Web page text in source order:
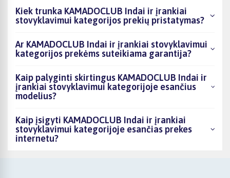
Kiek trunka KAMADOCLUB Indai ir įrankiai
stovyklavimui kategorijos prekių pristatymas?
Ar KAMADOCLUB Indai ir įrankiai stovyklavimui
kategorijos prekėms suteikiama garantija?
Kaip palyginti skirtingus KAMADOCLUB Indai ir
įrankiai stovyklavimui kategorijoje esančius
modelius?
Kaip įsigyti KAMADOCLUB Indai ir įrankiai
stovyklavimui kategorijoje esančias prekes
internetu?